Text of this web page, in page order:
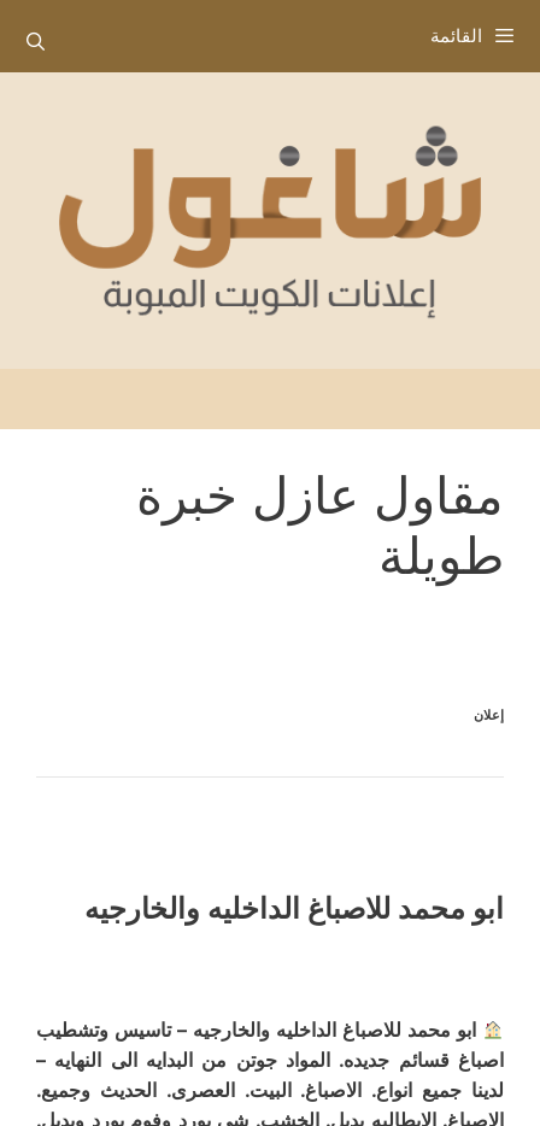
إلى
المحتوى
القائمة
مقاول عازل خبرة
طويلة
إعلان
ابو محمد للاصباغ الداخليه والخارجيه
ابو محمد للاصباغ الداخليه والخارجيه – تاسيس وتشطيب
اصباغ قسائم جديده. المواد جوتن من البدايه الى النهايه –
لدينا جميع انواع. الاصباغ. البيت. العصرى. الحديث وجميع.
الاصباغ. الايطاليه بديل. الخشب. شى بورد وفوم بورد وبديل.